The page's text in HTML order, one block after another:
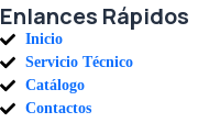
Enlances Rápidos
Inicio
Servicio Técnico
Catálogo
Contactos